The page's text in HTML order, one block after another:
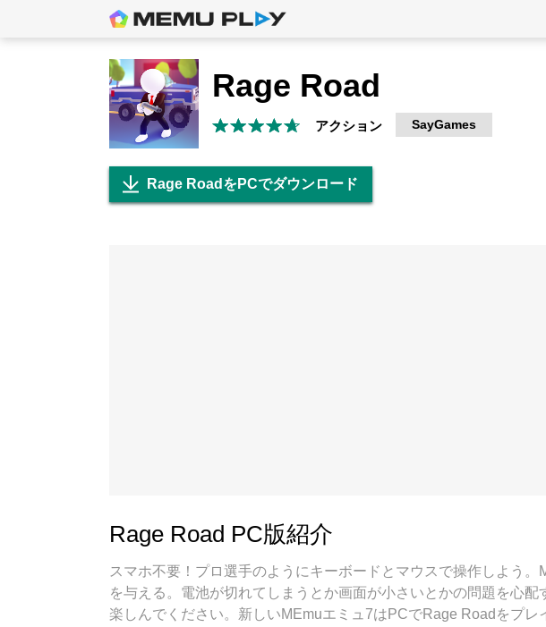
Rage Road
アクション SayGames
Rage RoadをPCでダウンロード
Rage Road PC版紹介
スマホ不要！プロ選手のようにキーボードとマウスで操作しよう
を与える。電池が切れてしまうとか画面が小さいとかの問題を心
楽しんでください。新しいMEmuエミュ7はPCでRage Roadをプ